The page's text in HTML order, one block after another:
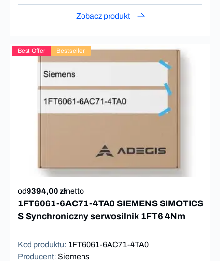
Zobacz produkt
Best Offer Bestseller
od9394,00 złnetto
1FT6061-6AC71-4TA0 SIEMENS SIMOTICS
S Synchroniczny serwosilnik 1FT6 4Nm
Kod produktu: 1FT6061-6AC71-4TA0
Producent: Siemens